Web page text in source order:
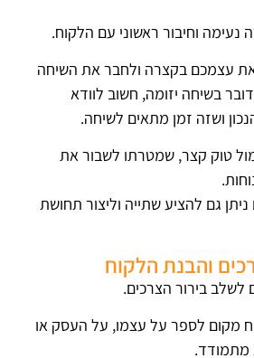
נעימה וחיבור ראשוני עם הלקוח.
את עצמכם בקצרה ולחבר את השיחה
בשיחה יזומה, חשוב לוודא
ושזה זמן מתאים לשיחה.
טוק קצר, שמטרתו לשבור את
גם להציע שתייה וליצור תחושת
בירור הצרכים.
מקום לספר על עצמו, על העסק או
מתמודד.